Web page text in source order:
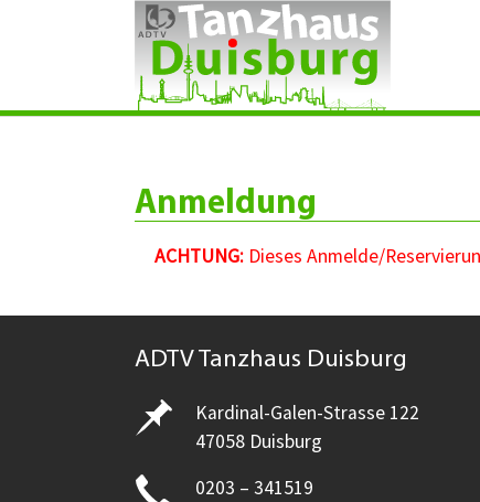
Zum Hauptinhalt springen
Anmeldung
ACHTUNG:Dieses Anmelde/
ADTV Tanzhaus Duisburg
Kardinal-Galen-Strasse 122
47058 Duisburg
0203 – 341519